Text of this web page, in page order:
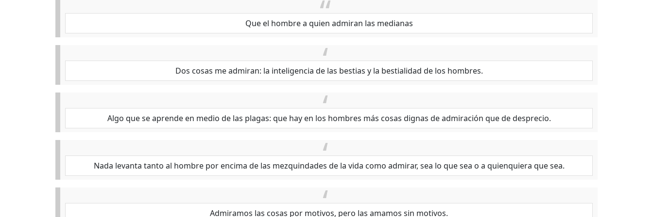
Que el hombre a quien admiran las medianas
Dos cosas me admiran: la inteligencia de las bestias y la bestialidad de los hombres.
Algo que se aprende en medio de las plagas: que hay en los hombres más cosas dignas de admiración que de desprecio.
Nada levanta tanto al hombre por encima de las mezquindades de la vida como admirar, sea lo que sea o a quienquiera que sea.
Admiramos las cosas por motivos, pero las amamos sin motivos.